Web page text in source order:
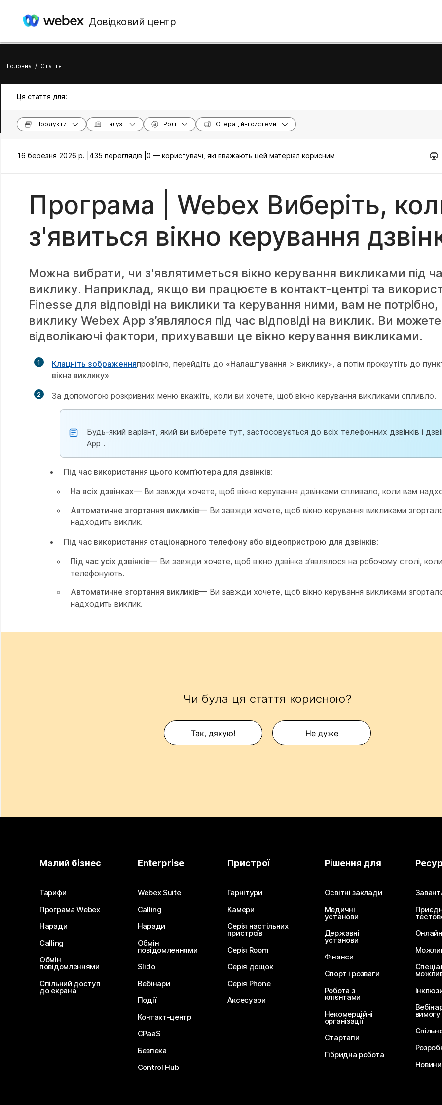
Довідковий центр
Головна / Стаття
Ця стаття для:
Продукти Галузі Ролі Операційні системи
16 березня 2026 р. | 435 переглядів | 0 — користувачі, які вважають цей матеріал корисним
Програма | Webex Виберіть,
з'явиться вікно керування
Можна вибрати, чи з'являтиметься вікно керування викликами під
виклику. Наприклад, якщо ви працюєте в контакт-центрі та
Finesse для відповіді на виклики та керування ними, вам не
виклику Webex App з’являлося під час відповіді на виклик. Ви можете
відволікаючі фактори, прихувавши це вікно керування викликами.
1 Клацніть зображенняпрофілю, перейдіть до «Налаштування > виклику», а потім прокрутіть до
вікна виклику».
2 За допомогою розкривних меню вкажіть, коли ви хочете, щоб вікно керування викликами спливло.
Будь-який варіант, який ви виберете тут, застосовується до всіх телефонних дзвінків і
App .
Під час використання цього комп’ютера для дзвінків:
На всіх дзвінках— Ви завжди хочете, щоб вікно керування дзвінками спливало, коли вам
Автоматичне згортання викликів— Ви завжди хочете, щоб вікно керування викликами
надходить виклик.
Під час використання стаціонарного телефону або відеопристрою для дзвінків:
Під час усіх дзвінків— Ви завжди хочете, щоб вікно дзвінка з’являлося на робочому столі,
телефонують.
Автоматичне згортання викликів— Ви завжди хочете, щоб вікно керування викликами
надходить виклик.
Чи була ця стаття корисною?
Так, дякую! Не дуже
Малий бізнес
Тарифи
Програма Webex
Наради
Calling
Обмін
повідомленнями
Спільний доступ
до екрана
Enterprise
Webex Suite
Calling
Наради
Обмін
повідомленнями
Slido
Вебінари
Події
Контакт-центр
CPaaS
Безпека
Control Hub
Пристрої
Гарнітури
Камери
Серія настільних
пристроїв
Серія Room
Серія дощок
Серія Phone
Аксесуари
Рішення для
Освітні заклади
Медичні
установи
Державні
установи
Фінанси
Спорт і розваги
Робота з
клієнтами
Некомерційні
організації
Стартапи
Гібридна робота
вимогу
Новини